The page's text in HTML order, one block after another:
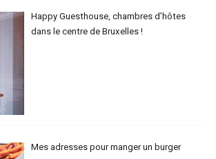
Happy Guesthouse, chambres d’hôtes
dans le centre de Bruxelles !
Mes adresses pour manger un burger